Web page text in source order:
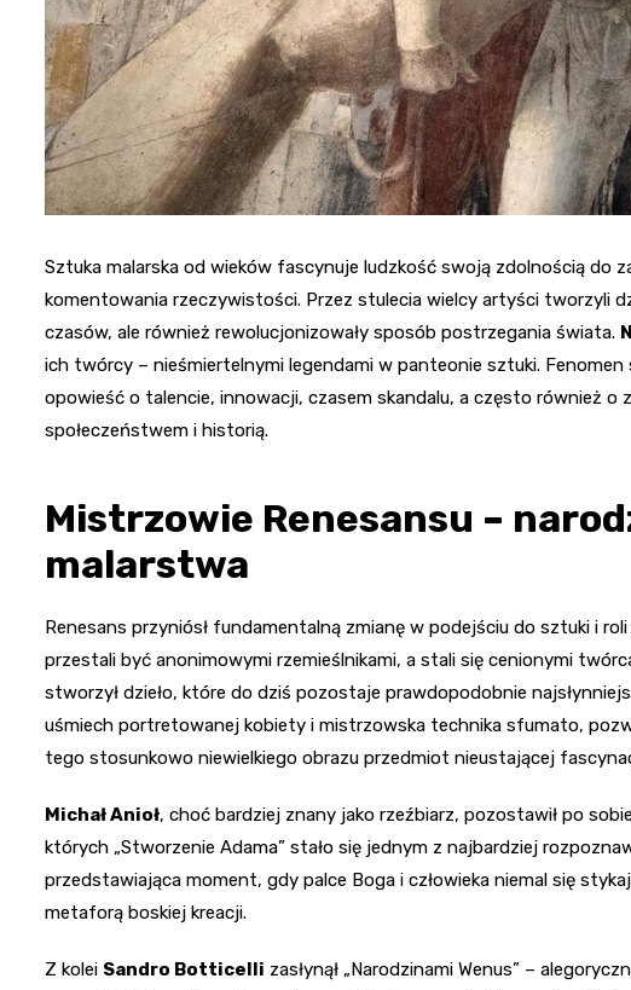
Sztuka malarska od wieków fascynuje ludzkość swoją zdolnością do
komentowania rzeczywistości. Przez stulecia wielcy artyści tworzyli
czasów, ale również rewolucjonizowały sposób postrzegania świata.
ich twórcy – nieśmiertelnymi legendami w panteonie sztuki.
opowieść o talencie, innowacji, czasem skandalu, a często również o
społeczeństwem i historią.
Mistrzowie Renesansu –
malarstwa
Renesans przyniósł fundamentalną zmianę w podejściu do sztuki i
przestali być anonimowymi rzemieślnikami, a stali się cenionymi
stworzył dzieło, które do dziś pozostaje prawdopodobnie
uśmiech portretowanej kobiety i mistrzowska technika sfumato,
tego stosunkowo niewielkiego obrazu przedmiot nieustającej
Michał Anioł, choć bardziej znany jako rzeźbiarz, pozostawił po
których „Stworzenie Adama” stało się jednym z najbardziej
przedstawiająca moment, gdy palce Boga i człowieka niemal się
metaforą boskiej kreacji.
Z kolei Sandro Botticelli zasłynął „Narodzinami Wenus” –